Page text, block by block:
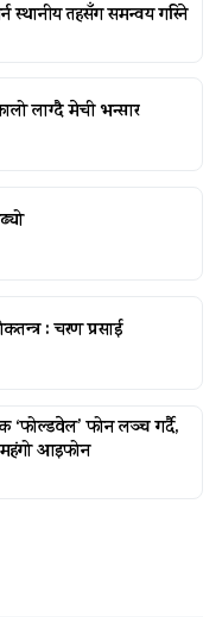
स्थानीय तहसँग समन्वय गरिने
लाग्दै मेची भन्सार
: चरण प्रसाई
‘फोल्डवेल’ फोन लञ्च गर्दै,
आइफोन